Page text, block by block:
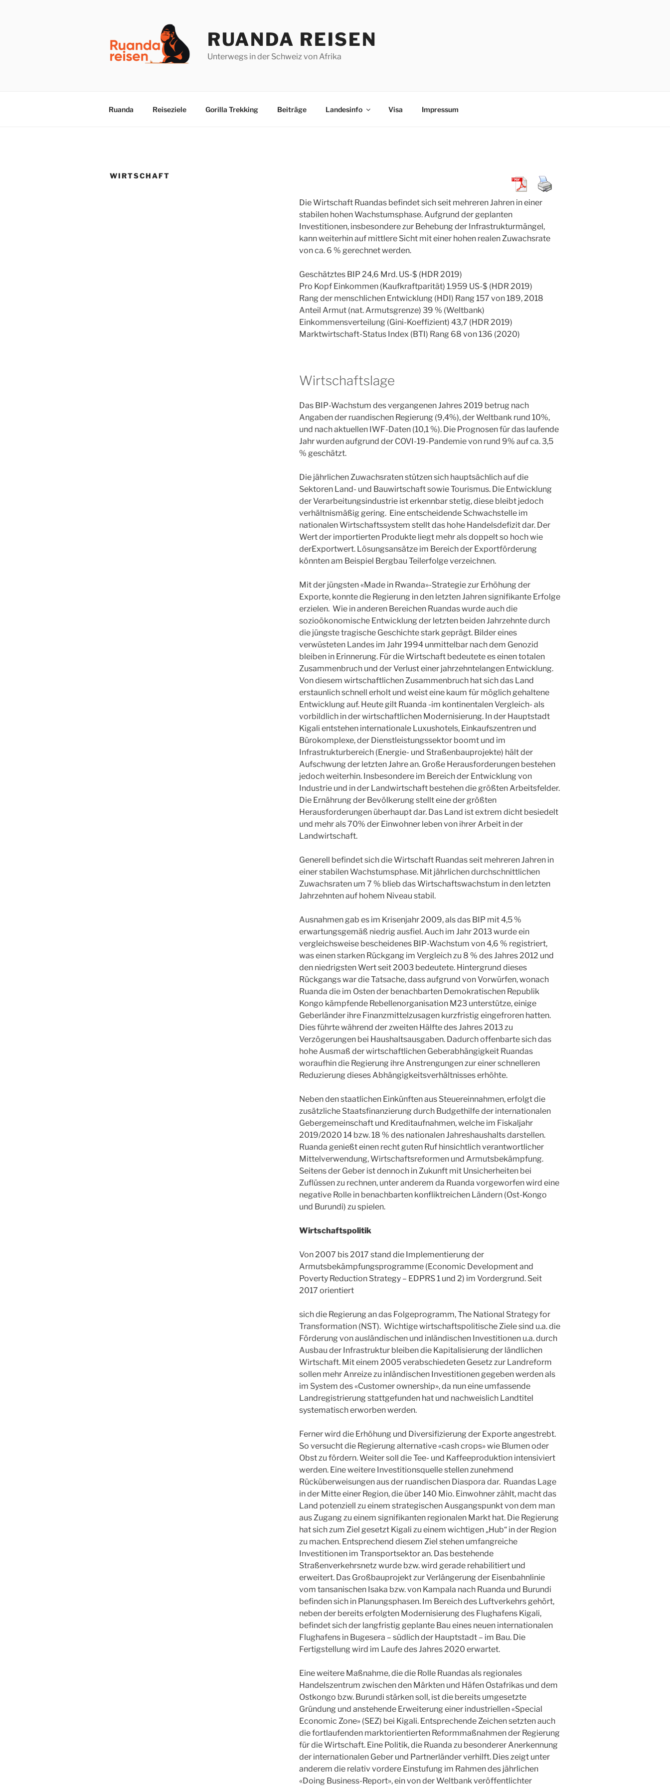
RUANDA REISEN
Unterwegs in der Schweiz von Afrika
Ruanda Reiseziele Gorilla Trekking Beiträge Landesinfo Visa Impressum
WIRTSCHAFT
Die Wirtschaft Ruandas befindet sich seit mehreren Jahren in einer
stabilen hohen Wachstumsphase. Aufgrund der geplanten
Investitionen, insbesondere zur Behebung der Infrastrukturmängel,
kann weiterhin auf mittlere Sicht mit einer hohen realen Zuwachsrate
von ca. 6 % gerechnet werden.
Geschätztes BIP 24,6 Mrd. US-$ (HDR 2019)
Pro Kopf Einkommen (Kaufkraftparität) 1.959 US-$ (HDR 2019)
Rang der menschlichen Entwicklung (HDI) Rang 157 von 189, 2018
Anteil Armut (nat. Armutsgrenze) 39 % (Weltbank)
Einkommensverteilung (Gini-Koeffizient) 43,7 (HDR 2019)
Marktwirtschaft-Status Index (BTI) Rang 68 von 136 (2020)
Wirtschaftslage
Das BIP-Wachstum des vergangenen Jahres 2019 betrug nach
Angaben der ruandischen Regierung (9,4%), der Weltbank rund 10%,
und nach aktuellen IWF-Daten (10,1 %). Die Prognosen für das laufende
Jahr wurden aufgrund der COVI-19-Pandemie von rund 9% auf ca. 3,5
% geschätzt.
Die jährlichen Zuwachsraten stützen sich hauptsächlich auf die
Sektoren Land- und Bauwirtschaft sowie Tourismus. Die Entwicklung
der Verarbeitungsindustrie ist erkennbar stetig, diese bleibt jedoch
verhältnismäßig gering. Eine entscheidende Schwachstelle im
nationalen Wirtschaftssystem stellt das hohe Handelsdefizit dar. Der
Wert der importierten Produkte liegt mehr als doppelt so hoch wie
derExportwert. Lösungsansätze im Bereich der Exportförderung
könnten am Beispiel Bergbau Teilerfolge verzeichnen.
Mit der jüngsten «Made in Rwanda»-Strategie zur Erhöhung der
Exporte, konnte die Regierung in den letzten Jahren signifikante Erfolge
erzielen. Wie in anderen Bereichen Ruandas wurde auch die
sozioökonomische Entwicklung der letzten beiden Jahrzehnte durch
die jüngste tragische Geschichte stark geprägt. Bilder eines
verwüsteten Landes im Jahr 1994 unmittelbar nach dem Genozid
bleiben in Erinnerung. Für die Wirtschaft bedeutete es einen totalen
Zusammenbruch und der Verlust einer jahrzehntelangen Entwicklung.
Von diesem wirtschaftlichen Zusammenbruch hat sich das Land
erstaunlich schnell erholt und weist eine kaum für möglich gehaltene
Entwicklung auf. Heute gilt Ruanda -im kontinentalen Vergleich- als
vorbildlich in der wirtschaftlichen Modernisierung. In der Hauptstadt
Kigali entstehen internationale Luxushotels, Einkaufszentren und
Bürokomplexe, der Dienstleistungssektor boomt und im
Infrastrukturbereich (Energie- und Straßenbauprojekte) hält der
Aufschwung der letzten Jahre an. Große Herausforderungen bestehen
jedoch weiterhin. Insbesondere im Bereich der Entwicklung von
Industrie und in der Landwirtschaft bestehen die größten Arbeitsfelder.
Die Ernährung der Bevölkerung stellt eine der größten
Herausforderungen überhaupt dar. Das Land ist extrem dicht besiedelt
und mehr als 70% der Einwohner leben von ihrer Arbeit in der
Landwirtschaft.
Generell befindet sich die Wirtschaft Ruandas seit mehreren Jahren in
einer stabilen Wachstumsphase. Mit jährlichen durchschnittlichen
Zuwachsraten um 7 % blieb das Wirtschaftswachstum in den letzten
Jahrzehnten auf hohem Niveau stabil.
Ausnahmen gab es im Krisenjahr 2009, als das BIP mit 4,5 %
erwartungsgemäß niedrig ausfiel. Auch im Jahr 2013 wurde ein
vergleichsweise bescheidenes BIP-Wachstum von 4,6 % registriert,
was einen starken Rückgang im Vergleich zu 8 % des Jahres 2012 und
den niedrigsten Wert seit 2003 bedeutete. Hintergrund dieses
Rückgangs war die Tatsache, dass aufgrund von Vorwürfen, wonach
Ruanda die im Osten der benachbarten Demokratischen Republik
Kongo kämpfende Rebellenorganisation M23 unterstütze, einige
Geberländer ihre Finanzmittelzusagen kurzfristig eingefroren hatten.
Dies führte während der zweiten Hälfte des Jahres 2013 zu
Verzögerungen bei Haushaltsausgaben. Dadurch offenbarte sich das
hohe Ausmaß der wirtschaftlichen Geberabhängigkeit Ruandas
woraufhin die Regierung ihre Anstrengungen zur einer schnelleren
Reduzierung dieses Abhängigkeitsverhältnisses erhöhte.
Neben den staatlichen Einkünften aus Steuereinnahmen, erfolgt die
zusätzliche Staatsfinanzierung durch Budgethilfe der internationalen
Gebergemeinschaft und Kreditaufnahmen, welche im Fiskaljahr
2019/2020 14 bzw. 18 % des nationalen Jahreshaushalts darstellen.
Ruanda genießt einen recht guten Ruf hinsichtlich verantwortlicher
Mittelverwendung, Wirtschaftsreformen und Armutsbekämpfung.
Seitens der Geber ist dennoch in Zukunft mit Unsicherheiten bei
Zuflüssen zu rechnen, unter anderem da Ruanda vorgeworfen wird eine
negative Rolle in benachbarten konfliktreichen Ländern (Ost-Kongo
und Burundi) zu spielen.
Wirtschaftspolitik
Von 2007 bis 2017 stand die Implementierung der
Armutsbekämpfungsprogramme (Economic Development and
Poverty Reduction Strategy – EDPRS 1 und 2) im Vordergrund. Seit
2017 orientiert
sich die Regierung an das Folgeprogramm, The National Strategy for
Transformation (NST). Wichtige wirtschaftspolitische Ziele sind u.a. die
Förderung von ausländischen und inländischen Investitionen u.a. durch
Ausbau der Infrastruktur bleiben die Kapitalisierung der ländlichen
Wirtschaft. Mit einem 2005 verabschiedeten Gesetz zur Landreform
sollen mehr Anreize zu inländischen Investitionen gegeben werden als
im System des «Customer ownership», da nun eine umfassende
Landregistrierung stattgefunden hat und nachweislich Landtitel
systematisch erworben werden.
Ferner wird die Erhöhung und Diversifizierung der Exporte angestrebt.
So versucht die Regierung alternative «cash crops» wie Blumen oder
Obst zu fördern. Weiter soll die Tee- und Kaffeeproduktion intensiviert
werden. Eine weitere Investitionsquelle stellen zunehmend
Rücküberweisungen aus der ruandischen Diaspora dar. Ruandas Lage
in der Mitte einer Region, die über 140 Mio. Einwohner zählt, macht das
Land potenziell zu einem strategischen Ausgangspunkt von dem man
aus Zugang zu einem signifikanten regionalen Markt hat. Die Regierung
hat sich zum Ziel gesetzt Kigali zu einem wichtigen „Hub“ in der Region
zu machen. Entsprechend diesem Ziel stehen umfangreiche
Investitionen im Transportsektor an. Das bestehende
Straßenverkehrsnetz wurde bzw. wird gerade rehabilitiert und
erweitert. Das Großbauprojekt zur Verlängerung der Eisenbahnlinie
vom tansanischen Isaka bzw. von Kampala nach Ruanda und Burundi
befinden sich in Planungsphasen. Im Bereich des Luftverkehrs gehört,
neben der bereits erfolgten Modernisierung des Flughafens Kigali,
befindet sich der langfristig geplante Bau eines neuen internationalen
Flughafens in Bugesera – südlich der Hauptstadt – im Bau. Die
Fertigstellung wird im Laufe des Jahres 2020 erwartet.
Eine weitere Maßnahme, die die Rolle Ruandas als regionales
Handelszentrum zwischen den Märkten und Häfen Ostafrikas und dem
Ostkongo bzw. Burundi stärken soll, ist die bereits umgesetzte
Gründung und anstehende Erweiterung einer industriellen «Special
Economic Zone» (SEZ) bei Kigali. Entsprechende Zeichen setzten auch
die fortlaufenden marktorientierten Reformmaßnahmen der Regierung
für die Wirtschaft. Eine Politik, die Ruanda zu besonderer Anerkennung
der internationalen Geber und Partnerländer verhilft. Dies zeigt unter
anderem die relativ vordere Einstufung im Rahmen des jährlichen
«Doing Business-Report», ein von der Weltbank veröffentlichter